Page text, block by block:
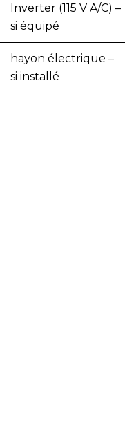
Inverter (115 V A/C) –
si équipé
hayon électrique –
si installé